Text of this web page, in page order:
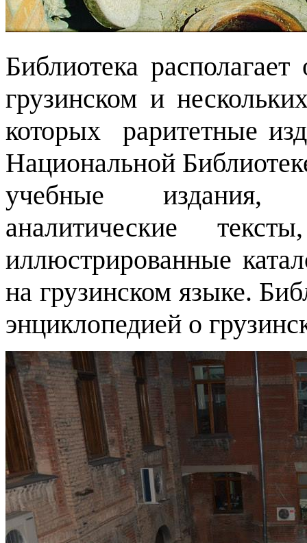
Библиотека
грузинском и
которых раритетные
Национальной
учебные издания,
аналитические
иллюстрированные
на грузинском языке.
энциклопедией о